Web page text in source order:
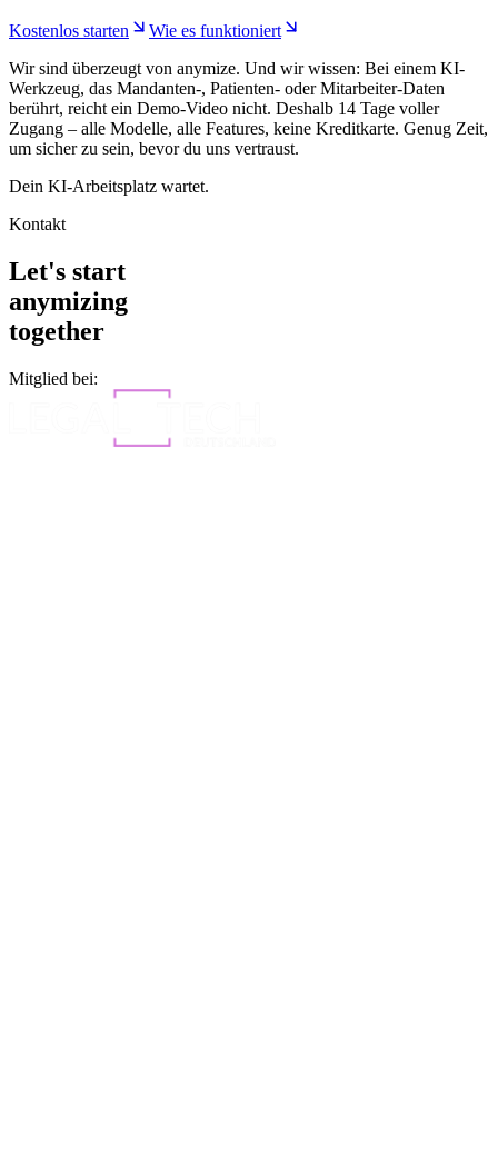
Kostenlos starten
Wie es funktioniert
Wir sind überzeugt von anymize. Und wir wissen: Bei einem KI-
Werkzeug, das Mandanten-, Patienten- oder Mitarbeiter-Daten
berührt, reicht ein Demo-Video nicht. Deshalb 14 Tage voller
Zugang – alle Modelle, alle Features, keine Kreditkarte. Genug Zeit,
um sicher zu sein, bevor du uns vertraust.
Dein KI-Arbeitsplatz wartet.
Kontakt
Let's start
anymizing
together
Mitglied bei: